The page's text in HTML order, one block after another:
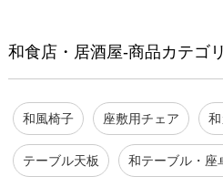
和食店・居酒屋-商品カテゴリ
和風椅子 座敷用チェア
テーブル天板 和テーブル・座